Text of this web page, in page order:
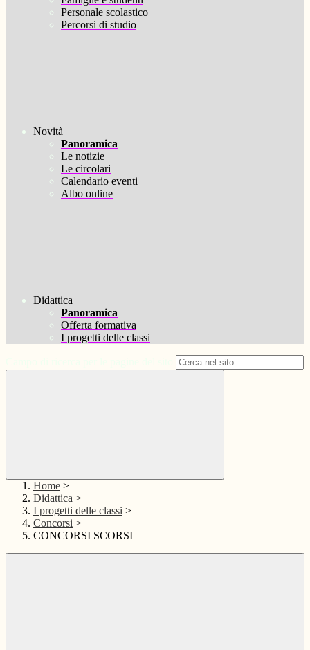
Personale scolastico
Percorsi di studio
Novità
Panoramica
Le notizie
Le circolari
Calendario eventi
Albo online
Didattica
Panoramica
Offerta formativa
I progetti delle classi
Home >
Didattica >
I progetti delle classi >
Concorsi >
CONCORSI SCORSI